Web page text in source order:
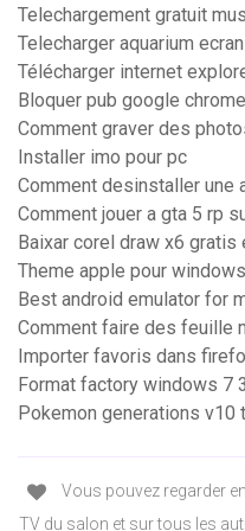
Telechargement gratuit
Telecharger aquarium
Télécharger internet
Bloquer pub google
Comment graver des
Installer imo pour pc
Comment desinstaller une
Comment jouer a gta 5 rp
Baixar corel draw x6
Theme apple pour
Best android emulator for
Comment faire des feuille
Importer favoris dans
Format factory windows 7
Pokemon generations v10
Vous pouvez regarder
TV du salon et sur tous les